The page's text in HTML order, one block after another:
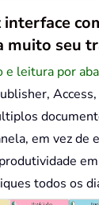
interface
muito seu
e leitura por
em vez de
todos os